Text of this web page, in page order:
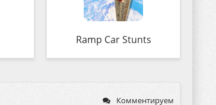
Ramp Car Stunts
Комментируем